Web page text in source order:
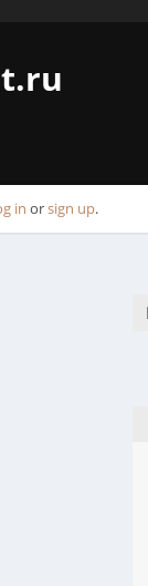
in orsign up.